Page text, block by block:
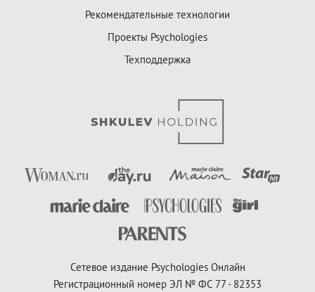
Рекомендательные технологии
Проекты Psychologies
Техподдержка
Сетевое издание Psychologies Онлайн
Регистрационный номер ЭЛ № ФС 77 - 82353